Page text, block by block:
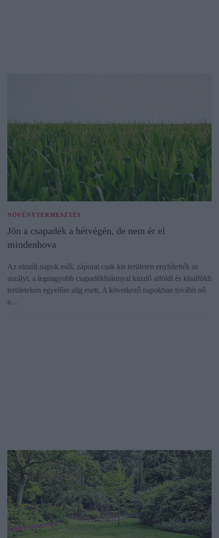
NÖVÉNYTERMESZTÉS
Jön a csapadék a hétvégén, de nem ér el
mindenhova
Az elmúlt napok esői, záporai csak kis területen enyhítették az
aszályt, a legnagyobb csapadékhiánnyal küzdő alföldi és kisalföldi
területeken egyelőre alig esett. A következő napokban tovább nő
a…